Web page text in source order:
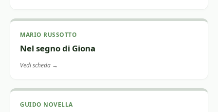
MARIO RUSSOTTO
Nel segno di Giona
Vedi scheda →
GUIDO NOVELLA